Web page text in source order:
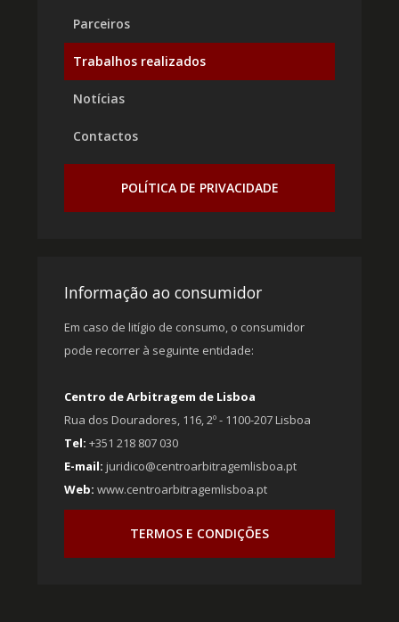
Parceiros
Trabalhos realizados
Notícias
Contactos
POLÍTICA DE PRIVACIDADE
Informação ao consumidor
Em caso de litígio de consumo, o consumidor
pode recorrer à seguinte entidade:
Centro de Arbitragem de Lisboa
Rua dos Douradores, 116, 2º - 1100-207 Lisboa
Tel: +351 218 807 030
E-mail: juridico@centroarbitragemlisboa.pt
Web: www.centroarbitragemlisboa.pt
TERMOS E CONDIÇÕES